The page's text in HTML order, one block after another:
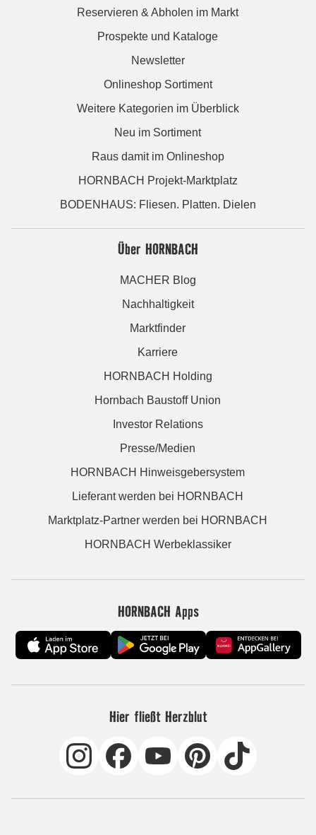
Reservieren & Abholen im Markt
Prospekte und Kataloge
Newsletter
Onlineshop Sortiment
Weitere Kategorien im Überblick
Neu im Sortiment
Raus damit im Onlineshop
HORNBACH Projekt-Marktplatz
BODENHAUS: Fliesen. Platten. Dielen
Über HORNBACH
MACHER Blog
Nachhaltigkeit
Marktfinder
Karriere
HORNBACH Holding
Hornbach Baustoff Union
Investor Relations
Presse/Medien
HORNBACH Hinweisgebersystem
Lieferant werden bei HORNBACH
Marktplatz-Partner werden bei HORNBACH
HORNBACH Werbeklassiker
HORNBACH Apps
Hier fließt Herzblut